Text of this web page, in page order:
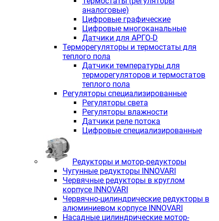
аналоговые)
Цифровые графические
Цифровые многоканальные
Датчики для АРГО-D
Терморегуляторы и термостаты для
теплого пола
Датчики температуры для
терморегуляторов и термостатов
теплого пола
Регуляторы специализированные
Регуляторы света
Регуляторы влажности
Датчики реле потока
Цифровые специализированные
Редукторы и мотор-редукторы
Чугунные редукторы INNOVARI
Червячные редукторы в круглом
корпусе INNOVARI
Червячно-цилиндрические редукторы в
алюминиевом корпусе INNOVARI
Насадные цилиндрические мотор-